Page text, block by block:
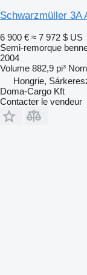
Schwarzmüller 3A
6 900 € ≈ 7 972 $ US
Semi-remorque
2004
Volume 882,9 pi³
Hongrie,
Doma-Cargo Kft
Contacter le vendeur